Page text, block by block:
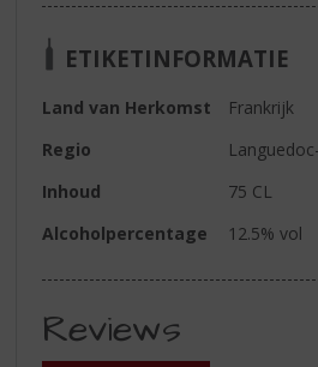
ETIKETINFORMATIE
Land van Herkomst
Frankrijk
Regio
Inhoud
75 CL
Alcoholpercentage
12.5% vol
Reviews